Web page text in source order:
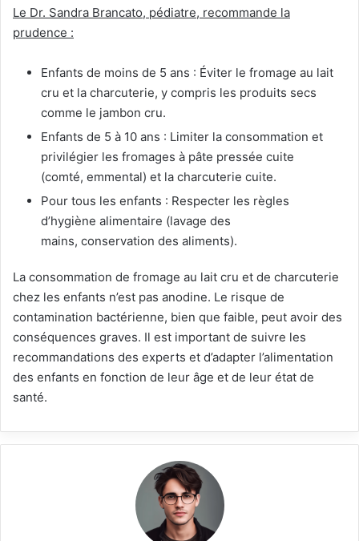
Le Dr. Sandra Brancato, pédiatre, recommande la
prudence :
Enfants de moins de 5 ans : Éviter le fromage au lait
cru et la charcuterie, y compris les produits secs
comme le jambon cru.
Enfants de 5 à 10 ans : Limiter la consommation et
privilégier les fromages à pâte pressée cuite
(comté, emmental) et la charcuterie cuite.
Pour tous les enfants : Respecter les règles
d’hygiène alimentaire (lavage des
mains, conservation des aliments).
La consommation de fromage au lait cru et de charcuterie
chez les enfants n’est pas anodine. Le risque de
contamination bactérienne, bien que faible, peut avoir des
conséquences graves. Il est important de suivre les
recommandations des experts et d’adapter l’alimentation
des enfants en fonction de leur âge et de leur état de
santé.